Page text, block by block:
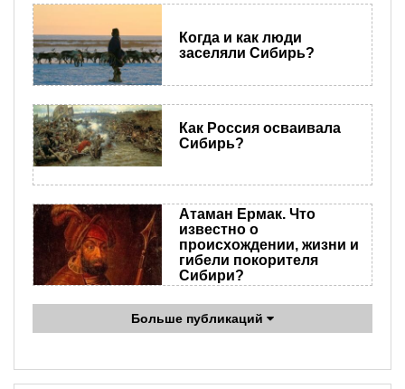
Когда и как люди
заселяли Сибирь?
Как Россия осваивала
Сибирь?
Атаман Ермак. Что
известно о
происхождении, жизни и
гибели покорителя
Сибири?
Больше публикаций